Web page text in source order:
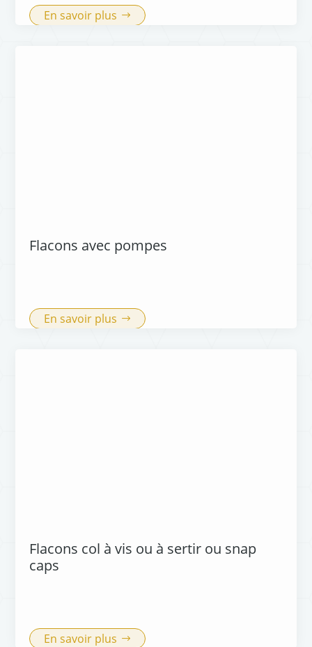
En savoir plus
Flacons avec pompes
En savoir plus
Flacons col à vis ou à sertir ou snap
caps
En savoir plus